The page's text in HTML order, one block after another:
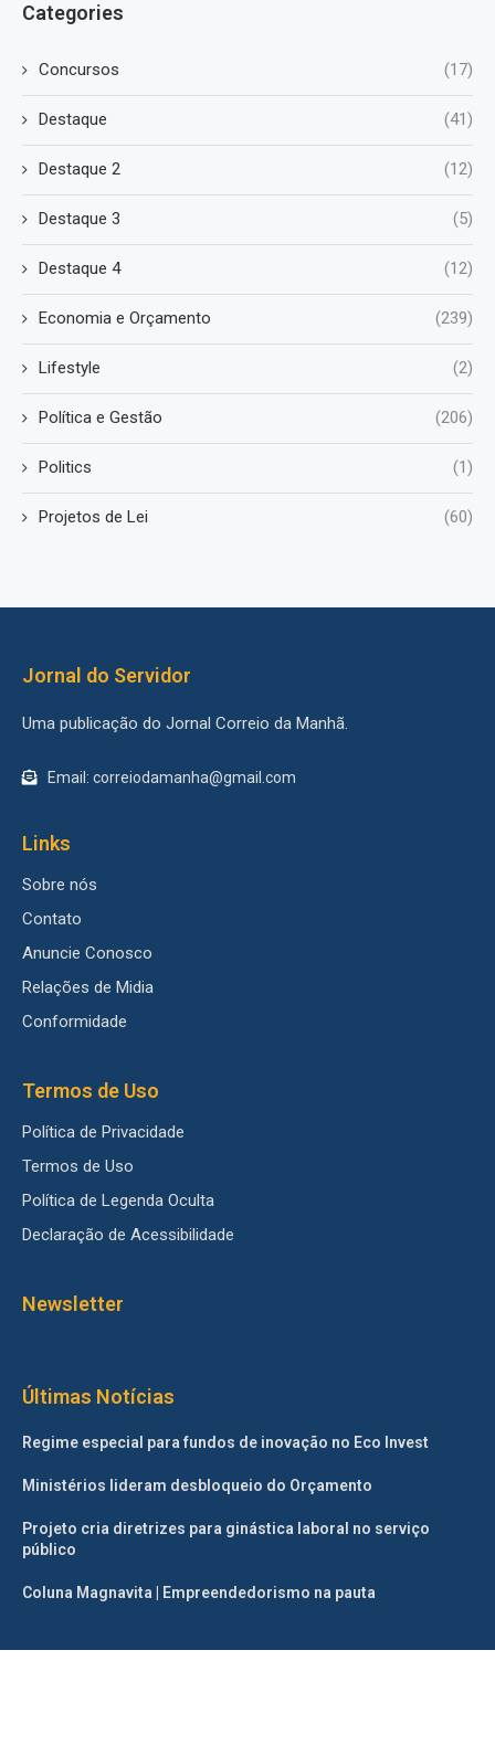
Categories
Concursos (17)
Destaque (41)
Destaque 2 (12)
Destaque 3 (5)
Destaque 4 (12)
Economia e Orçamento (239)
Lifestyle (2)
Política e Gestão (206)
Politics (1)
Projetos de Lei (60)
Jornal do Servidor
Uma publicação do Jornal Correio da Manhã.
Email: correiodamanha@gmail.com
Links
Sobre nós
Contato
Anuncie Conosco
Relações de Midia
Conformidade
Termos de Uso
Política de Privacidade
Termos de Uso
Política de Legenda Oculta
Declaração de Acessibilidade
Newsletter
Últimas Notícias
Regime especial para fundos de inovação no Eco Invest
Ministérios lideram desbloqueio do Orçamento
Projeto cria diretrizes para ginástica laboral no serviço
público
Coluna Magnavita | Empreendedorismo na pauta